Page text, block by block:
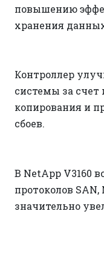
повышению
хранения
Контроллер
системы за счет
копирования и
сбоев.
В NetApp V3160
протоколов
значительно